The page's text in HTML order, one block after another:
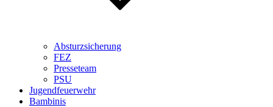
Absturzsicherung
FEZ
Presseteam
PSU
Jugendfeuerwehr
Bambinis